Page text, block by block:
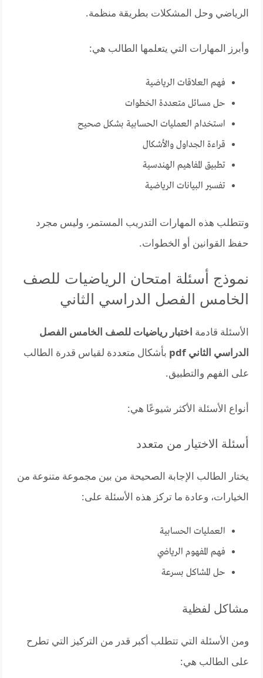
الرياضي وحل المشكلات بطريقة منظمة.
وأبرز المهارات التي يتعلمها الطالب هي:
فهم العلاقات الرياضية
حل مسائل متعددة الخطوات
استخدام العمليات الحسابية بشكل صحيح
قراءة الجداول والأشكال
تطبيق المفاهيم الهندسية
تفسير البيانات الرياضية
وتتطلب هذه المهارات التدريب المستمر، وليس مجرد
حفظ القوانين أو الخطوات.
نموذج أسئلة امتحان الرياضيات للصف
الخامس الفصل الدراسي الثاني
الأسئلة قادمة اختبار رياضيات للصف الخامس الفصل
الدراسي الثاني pdf
بأشكال متعددة لقياس قدرة الطالب
على الفهم والتطبيق.
أنواع الأسئلة الأكثر شيوعًا هي:
أسئلة الاختيار من متعدد
يختار الطالب الإجابة الصحيحة من بين مجموعة متنوعة من
الخيارات، وعادة ما تركز هذه الأسئلة على:
العمليات الحسابية
فهم المفهوم الرياضي
حل المشاكل بسرعة
مشاكل لفظية
ومن الأسئلة التي تتطلب أكبر قدر من التركيز التي تطرح
على الطالب هي: